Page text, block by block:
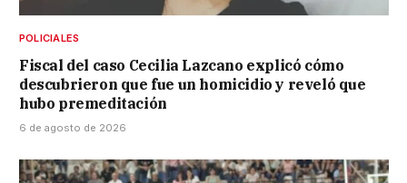
POLICIALES
Fiscal del caso Cecilia Lazcano explicó cómo
descubrieron que fue un homicidio y reveló que
hubo premeditación
6 de agosto de 2026